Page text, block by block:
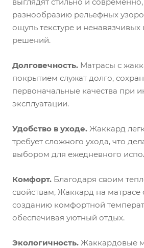
разнообразию рельефных
ощупь текстуре и ненавязчивых
решений.
Долговечность. Матрасы с
покрытием служат долго,
первоначальные качества при
эксплуатации.
Удобство в уходе. Жаккард
требует сложного ухода, что
выбором для ежедневного
Комфорт. Благодаря своим
свойствам, Жаккард на матрасе
созданию комфортной
обеспечивая уютный отдых.
Экологичность. Жаккардовые